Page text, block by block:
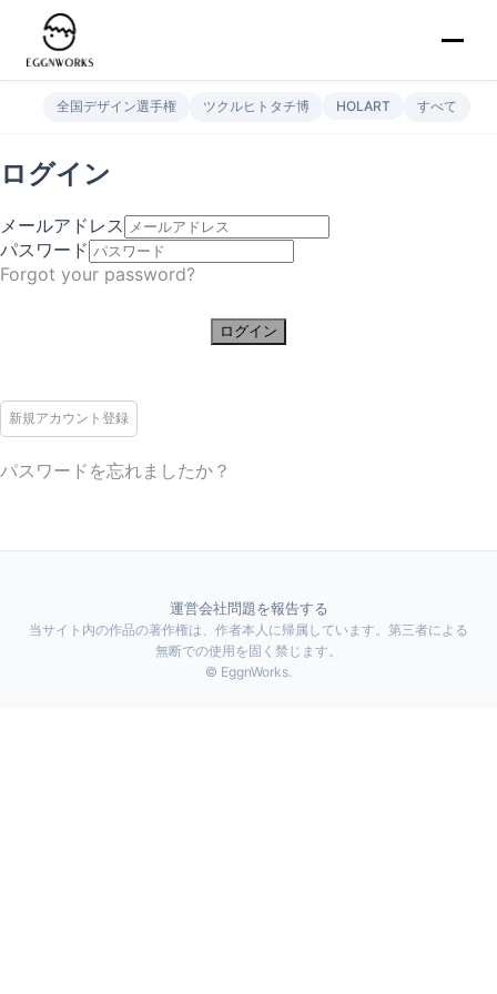
全国デザイン選手権 ツクルヒトタチ博 HOLART すべて
ログイン
メールアドレス
パスワード
Forgot your password?
ログイン
新規アカウント登録
パスワードを忘れましたか？
運営会社問題を報告する
当サイト内の作品の著作権は、作者本人に帰属しています。第三者による
無断での使用を固く禁じます。
© EggnWorks.